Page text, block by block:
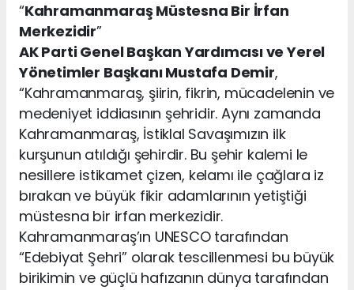
“Kahramanmaraş Müstesna Bir İrfan
Merkezidir”
AK Parti Genel Başkan Yardımcısı ve Yerel
Yönetimler Başkanı Mustafa Demir,
“Kahramanmaraş, şiirin, fikrin, mücadelenin ve
medeniyet iddiasının şehridir. Aynı zamanda
Kahramanmaraş, İstiklal Savaşımızın ilk
kurşunun atıldığı şehirdir. Bu şehir kalemi le
nesillere istikamet çizen, kelamı ile çağlara iz
bırakan ve büyük fikir adamlarının yetiştiği
müstesna bir irfan merkezidir.
Kahramanmaraş’ın UNESCO tarafından
“Edebiyat Şehri” olarak tescillenmesi bu büyük
birikimin ve güçlü hafızanın dünya tarafından